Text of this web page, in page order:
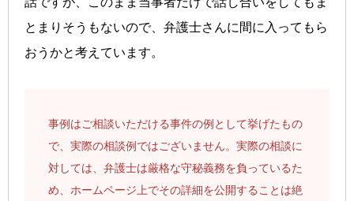
とまりそうもないので、弁護士さんに間に入ってもら
おうかと考えています。
事例はご相談いただける事件の例として挙げたもの
で、実際の相談例ではございません。実際の相談に
対しては、弁護士は厳格な守秘義務を負っているた
め、ホームページ上でその詳細を公開することは絶